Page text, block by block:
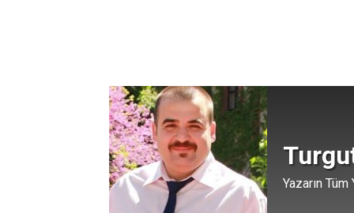
Yazarın Tüm